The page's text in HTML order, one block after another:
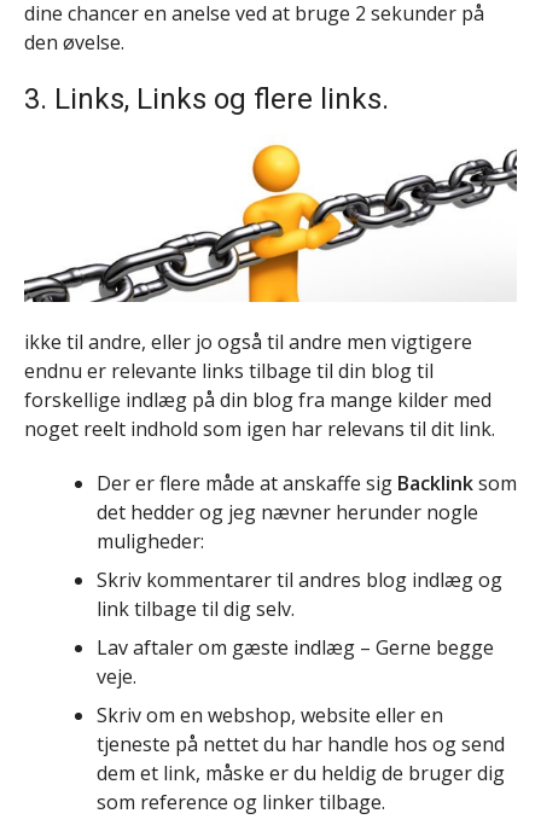
dine chancer en anelse ved at bruge 2 sekunder på
den øvelse.
3. Links, Links og flere links.
ikke til andre, eller jo også til andre men vigtigere
endnu er relevante links tilbage til din blog til
forskellige indlæg på din blog fra mange kilder med
noget reelt indhold som igen har relevans til dit link.
Der er flere måde at anskaffe sig Backlinksom
det hedder og jeg nævner herunder nogle
muligheder:
Skriv kommentarer til andres blog indlæg og
link tilbage til dig selv.
Lav aftaler om gæste indlæg – Gerne begge
veje.
Skriv om en webshop, website eller en
tjeneste på nettet du har handle hos og send
dem et link, måske er du heldig de bruger dig
som reference og linker tilbage.